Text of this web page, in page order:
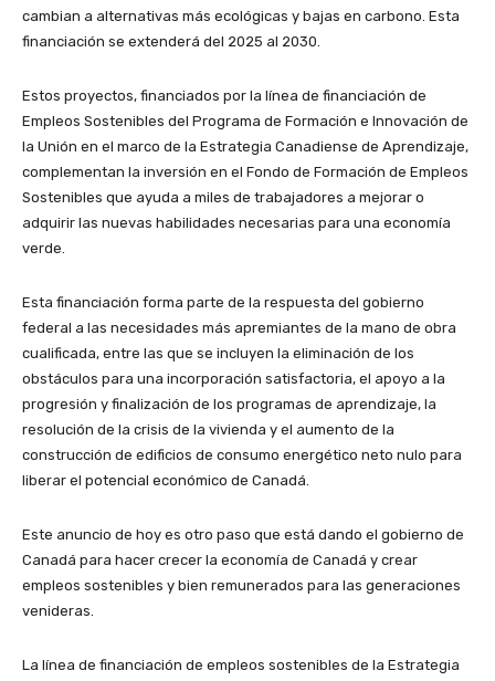
cambian a alternativas más ecológicas y bajas en carbono. Esta
financiación se extenderá del 2025 al 2030.
Estos proyectos, financiados por la línea de financiación de
Empleos Sostenibles del Programa de Formación e Innovación de
la Unión en el marco de la Estrategia Canadiense de Aprendizaje,
complementan la inversión en el Fondo de Formación de Empleos
Sostenibles que ayuda a miles de trabajadores a mejorar o
adquirir las nuevas habilidades necesarias para una economía
verde.
Esta financiación forma parte de la respuesta del gobierno
federal a las necesidades más apremiantes de la mano de obra
cualificada, entre las que se incluyen la eliminación de los
obstáculos para una incorporación satisfactoria, el apoyo a la
progresión y finalización de los programas de aprendizaje, la
resolución de la crisis de la vivienda y el aumento de la
construcción de edificios de consumo energético neto nulo para
liberar el potencial económico de Canadá.
Este anuncio de hoy es otro paso que está dando el gobierno de
Canadá para hacer crecer la economía de Canadá y crear
empleos sostenibles y bien remunerados para las generaciones
venideras.
La línea de financiación de empleos sostenibles de la Estrategia